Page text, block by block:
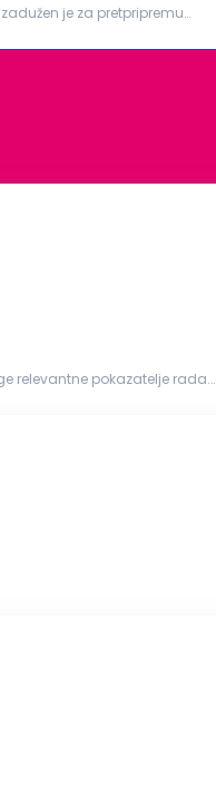
zadužen je za pretpripremu
relevantne pokazatelje rada.